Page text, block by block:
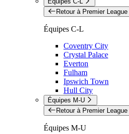
Retour à Premier League
Équipes C-L
Coventry City
Crystal Palace
Everton
Fulham
Ipswich Town
Hull City
Équipes M-U
Retour à Premier League
Équipes M-U